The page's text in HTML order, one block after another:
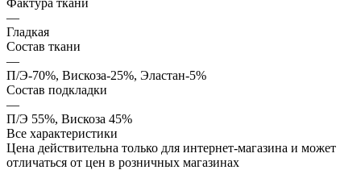
—
Гладкая
Состав ткани
—
П/Э-70%, Вискоза-25%, Эластан-5%
Состав подкладки
—
П/Э 55%, Вискоза 45%
Все характеристики
Цена действительна только для интернет-магазина и может
отличаться от цен в розничных магазинах